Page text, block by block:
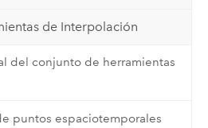
de Interpolación
del conjunto de herramientas
puntos espaciotemporales